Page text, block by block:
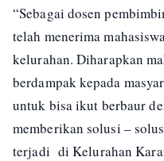
“Sebagai dosen
telah menerima
kelurahan. Diharapkan
berdampak kepada
untuk bisa ikut berbaur
memberikan solusi –
terjadi di Kelurahan